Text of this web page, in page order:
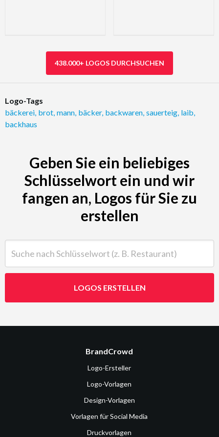
438.000+ LOGOS DURCHSUCHEN
Logo-Tags
bäckerei brot mann bäcker, backwaren sauerteig laib
backhaus
Geben Sie ein beliebiges
Schlüsselwort ein und wir
fangen an, Logos für Sie zu
erstellen
LOGOS ERSTELLEN
BrandCrowd
Logo-Ersteller
Logo-Vorlagen
Design-Vorlagen
Vorlagen für Social Media
Druckvorlagen